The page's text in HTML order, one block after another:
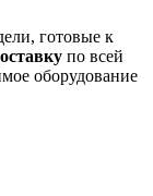
готовые к
по всей
оборудование